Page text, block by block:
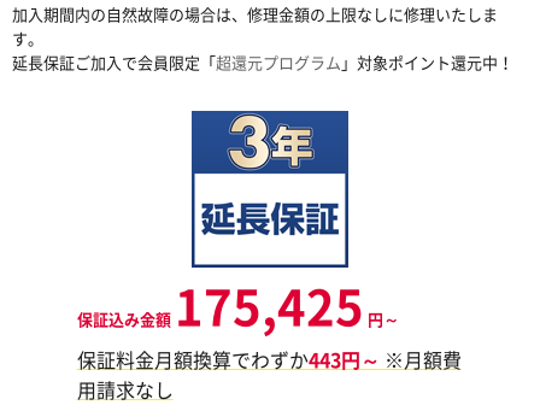
加入期間内の自然故障の場合は、修理金額の上限なしに修理いたしま
す。
延長保証ご加入で会員限定「超還元プログラム 」対象ポイント還元中！
保証込み金額 175,425 円～
保証料金月額換算でわずか443円～ ※月額費
用請求なし